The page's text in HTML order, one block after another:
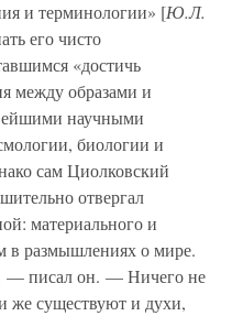
и терминологии» [Ю.Л.
его чисто
«достичь
между образами и
научными
биологии и
сам Циолковский
отвергал
материального и
в размышлениях о мире.
— писал он. — Ничего не
же существуют и духи,